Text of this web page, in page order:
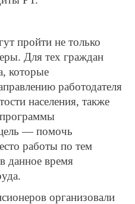
пройти не только
Для тех граждан
которые
работодателя
населения, также
— помочь
работы по тем
данное время
организовали